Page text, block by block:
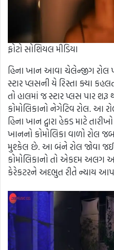
ફોટો સોશિયલ મીડિયા
હિના ખાન આવા ચેલેન્જીગ
સ્ટાર પ્લસની યે રિસ્તા ક્યા
તો હાલમાં જ સ્ટાર પ્લસ પાર શરૂ
કોમોલિકાનો નેગેટિવ રોલ. આ
હિના ખાન દ્વારા હેકડ માટે
ખાનનો કોમોલિકા વાળો રોલ
મુશ્કેલ છે. આ બંને રોલ જોવા
કોમોલિકાનો તો એકદમ અલગ
કેરેકટરને અદભુત રીતે ન્યાય